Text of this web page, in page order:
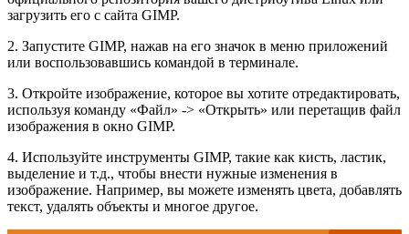
загрузить его с сайта GIMP.
2. Запустите GIMP, нажав на его значок в меню приложений
или воспользовавшись командой в терминале.
3. Откройте изображение, которое вы хотите отредактировать,
используя команду «Файл» -> «Открыть» или перетащив файл
изображения в окно GIMP.
4. Используйте инструменты GIMP, такие как кисть, ластик,
выделение и т.д., чтобы внести нужные изменения в
изображение. Например, вы можете изменять цвета, добавлять
текст, удалять объекты и многое другое.